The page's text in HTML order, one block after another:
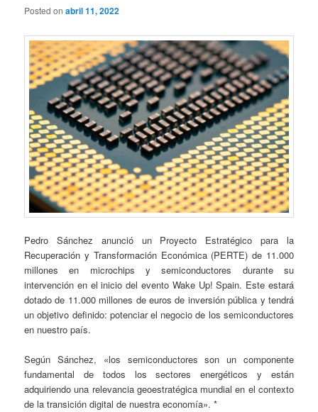
Posted onabril 11, 2022
Pedro Sánchez anunció un Proyecto Estratégico para la
Recuperación y Transformación Económica (PERTE) de 11.000
millones en microchips y semiconductores durante su
intervención en el inicio del evento Wake Up! Spain. Este estará
dotado de 11.000 millones de euros de inversión pública y tendrá
un objetivo definido: potenciar el negocio de los semiconductores
en nuestro país.
Según Sánchez, «los semiconductores son un componente
fundamental de todos los sectores energéticos y están
adquiriendo una relevancia geoestratégica mundial en el contexto
de la transición digital de nuestra economía». *